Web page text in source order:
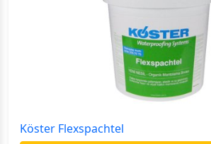
Köster Flexspachtel